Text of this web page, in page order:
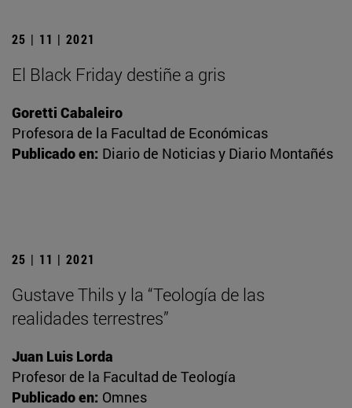
25 | 11 | 2021
El Black Friday destiñe a gris
Goretti Cabaleiro
Profesora de la Facultad de Económicas
Publicado en: Diario de Noticias y Diario Montañés
25 | 11 | 2021
Gustave Thils y la “Teología de las
realidades terrestres”
Juan Luis Lorda
Profesor de la Facultad de Teología
Publicado en: Omnes